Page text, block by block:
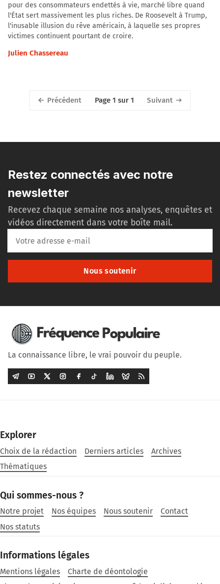
pour des consommateurs endettés à vie, marché libre quand
l'État sert massivement les plus riches. De Roosevelt à Trump,
l'inusable illusion du rêve américain, à laquelle ses propres
victimes continuent pourtant de croire.
Julien Chassereau
Précédent Page 1 sur 1 Suivant
Restez connectés avec notre
newsletter
Recevez chaque semaine nos analyses, enquêtes et
vidéos directement dans votre boîte mail.
Nous soutenir
La connaissance libre, le vrai pouvoir du peuple.
Explorer
Choix de la rédaction Derniers articles
Archives
Thématiques
Qui sommes-nous ?
Notre projet Nos équipes Nous soutenir
Contact
Nos statuts
Informations légales
Mentions légales
Charte de déontologie